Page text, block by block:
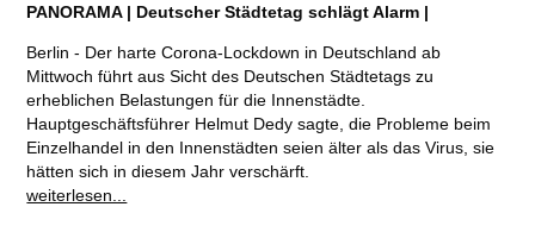
PANORAMA | Deutscher Städtetag schlägt Alarm |
Berlin - Der harte Corona-Lockdown in Deutschland ab
Mittwoch führt aus Sicht des Deutschen Städtetags zu
erheblichen Belastungen für die Innenstädte.
Hauptgeschäftsführer Helmut Dedy sagte, die Probleme beim
Einzelhandel in den Innenstädten seien älter als das Virus, sie
hätten sich in diesem Jahr verschärft.
weiterlesen...